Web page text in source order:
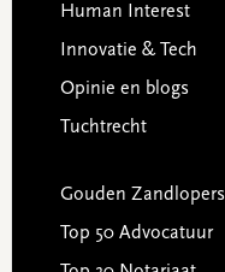
Human Interest
Innovatie & Tech
Opinie en blogs
Tuchtrecht
Gouden Zandlopers
Top 50 Advocatuur